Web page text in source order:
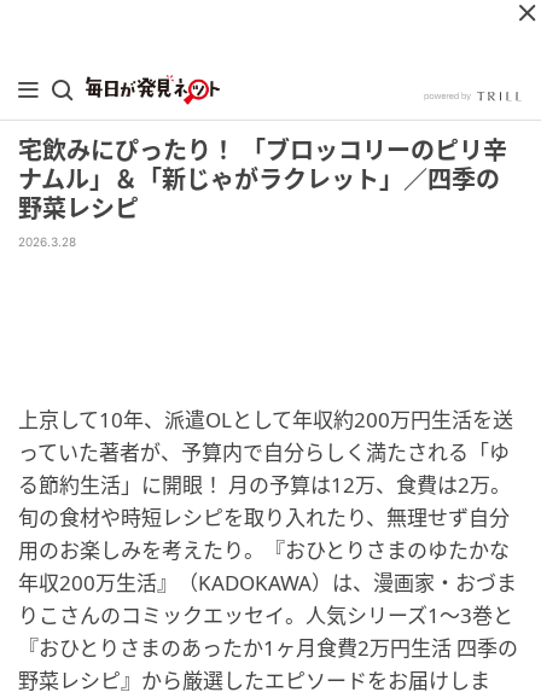
宅飲みにぴったり！ 「ブロッコリーのピリ辛
ナムル」＆「新じゃがラクレット」／四季の
野菜レシピ
2026.3.28
上京して10年、派遣OLとして年収約200万円生活を送
っていた著者が、予算内で自分らしく満たされる「ゆ
る節約生活」に開眼！ 月の予算は12万、食費は2万。
旬の食材や時短レシピを取り入れたり、無理せず自分
用のお楽しみを考えたり。『おひとりさまのゆたかな
年収200万生活』（KADOKAWA）は、漫画家・おづま
りこさんのコミックエッセイ。人気シリーズ1～3巻と
『おひとりさまのあったか1ヶ月食費2万円生活 四季の
野菜レシピ』から厳選したエピソードをお届けしま